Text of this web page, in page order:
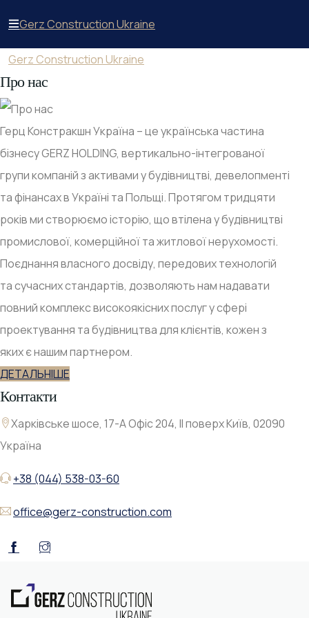
Gerz Construction Ukraine
Gerz Construction Ukraine
Про нас
Герц Констракшн Україна – це українська частина
бізнесу GERZ HOLDING, вертикально-інтегрованої
групи компаній з активами у будівництві, девелопменті
та фінансах в Україні та Польщі. Протягом тридцяти
років ми створюємо історію, що втілена у будівництві
промислової, комерційної та житлової нерухомості.
Поєднання власного досвіду, передових технологій
та сучасних стандартів, дозволяють нам надавати
повний комплекс високоякісних послуг у сфері
проектування та будівництва для клієнтів, кожен з
яких є нашим партнером.
ДЕТАЛЬНІШЕ
Контакти
Харківське шосе, 17-А Офіс 204, ІІ поверх Київ, 02090
Україна
+38 (044) 538-03-60
office@gerz-construction.com